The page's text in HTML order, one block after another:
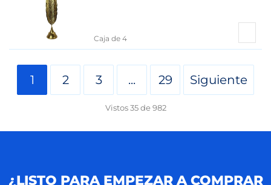
Caja de 4
1 2 3 ... 29 Siguiente
Vistos 35 de 982
¿LISTO PARA EMPEZAR A COMPRAR